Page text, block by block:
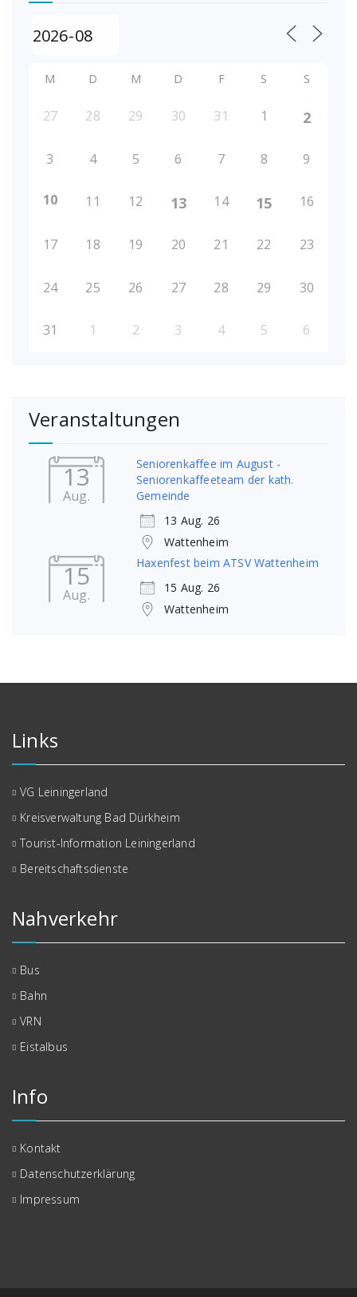
M D M D F S S
27 28 29 30 31 1 2
3 4 5 6 7 8 9
10 11 12 13 14 15 16
17 18 19 20 21 22 23
24 25 26 27 28 29 30
31 1 2 3 4 5 6
Veranstaltungen
13
Aug.
Seniorenkaffee im August -
Seniorenkaffeeteam der kath.
Gemeinde
13 Aug. 26
Wattenheim
15
Aug.
Haxenfest beim ATSV Wattenheim
15 Aug. 26
Wattenheim
Links
VG Leiningerland
Kreisverwaltung Bad Dürkheim
Tourist-Information Leiningerland
Bereitschaftsdienste
Nahverkehr
Bus
Bahn
VRN
Eistalbus
Info
Kontakt
Datenschutzerklärung
Impressum